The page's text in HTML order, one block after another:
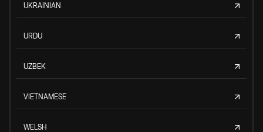
UKRAINIAN
URDU
UZBEK
VIETNAMESE
WELSH